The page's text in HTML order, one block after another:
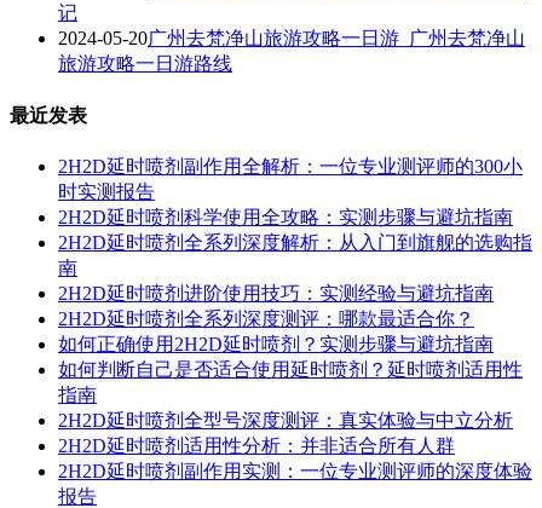
记
2024-05-20广州去梵净山旅游攻略一日游_广州去梵净山
旅游攻略一日游路线
最近发表
2H2D延时喷剂副作用全解析：一位专业测评师的300小
时实测报告
2H2D延时喷剂科学使用全攻略：实测步骤与避坑指南
2H2D延时喷剂全系列深度解析：从入门到旗舰的选购指
南
2H2D延时喷剂进阶使用技巧：实测经验与避坑指南
2H2D延时喷剂全系列深度测评：哪款最适合你？
如何正确使用2H2D延时喷剂？实测步骤与避坑指南
如何判断自己是否适合使用延时喷剂？延时喷剂适用性
指南
2H2D延时喷剂全型号深度测评：真实体验与中立分析
2H2D延时喷剂适用性分析：并非适合所有人群
2H2D延时喷剂副作用实测：一位专业测评师的深度体验
报告